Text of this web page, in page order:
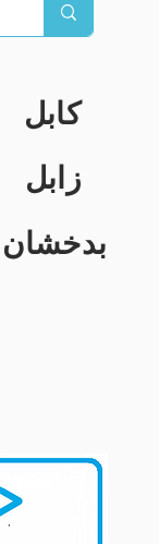
کابل
زابل
بدخشان